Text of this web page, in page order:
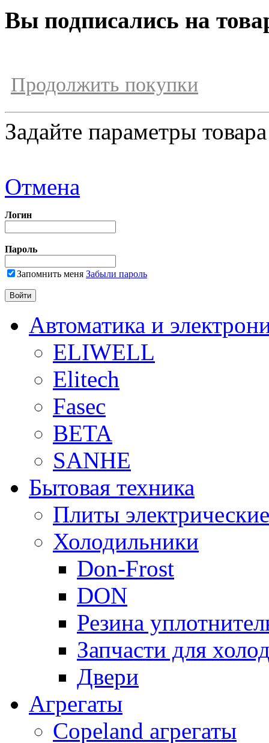
Вы подписались на
Продолжить покупки
Задайте параметры товара
Отмена
Логин
Пароль
Запомнить меня Забыли пароль
Автоматика и
ELIWELL
Elitech
Fasec
BETA
SANHE
Бытовая техника
Плиты электрические
Холодильники
Don-Frost
DON
Резина
Запчасти для
Двери
Агрегаты
Copeland агрегаты